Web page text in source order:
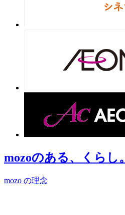
mozoのある、くらし。
mozo の理念